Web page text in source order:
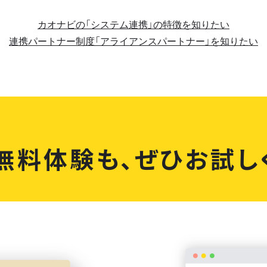
カオナビの「システム連携」の特徴を知りたい
連携パートナー制度「アライアンスパートナー」を知りたい
料体験も、ぜひお試し